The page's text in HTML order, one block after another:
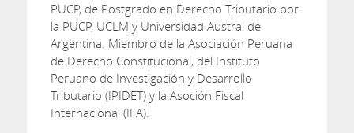
PUCP, de Postgrado en Derecho Tributario por
la PUCP, UCLM y Universidad Austral de
Argentina. Miembro de la Asociación Peruana
de Derecho Constitucional, del Instituto
Peruano de Investigación y Desarrollo
Tributario (IPIDET) y la Asoción Fiscal
Internacional (IFA).